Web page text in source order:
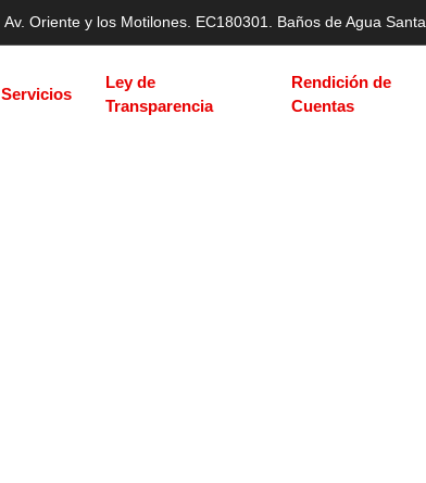
Av. Oriente y los Motilones. EC180301. Baños de Agua Santa
Servicios
Ley de
Transparencia
Rendición de
Cuentas